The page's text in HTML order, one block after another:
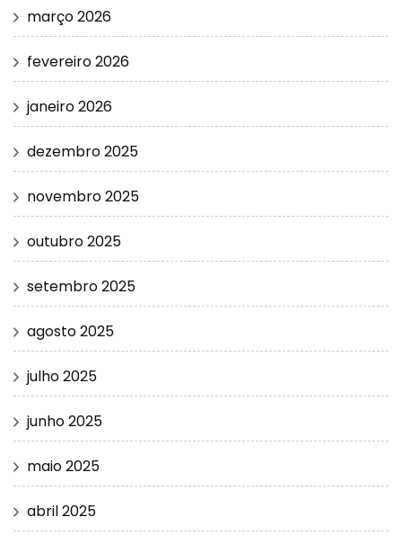
março 2026
fevereiro 2026
janeiro 2026
dezembro 2025
novembro 2025
outubro 2025
setembro 2025
agosto 2025
julho 2025
junho 2025
maio 2025
abril 2025